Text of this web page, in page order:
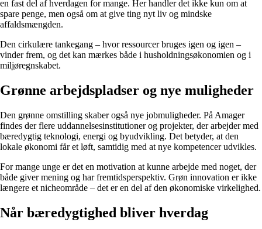
en fast del af hverdagen for mange. Her handler det ikke kun om at
spare penge, men også om at give ting nyt liv og mindske
affaldsmængden.
Den cirkulære tankegang – hvor ressourcer bruges igen og igen –
vinder frem, og det kan mærkes både i husholdningsøkonomien og i
miljøregnskabet.
Grønne arbejdspladser og nye muligheder
Den grønne omstilling skaber også nye jobmuligheder. På Amager
findes der flere uddannelsesinstitutioner og projekter, der arbejder med
bæredygtig teknologi, energi og byudvikling. Det betyder, at den
lokale økonomi får et løft, samtidig med at nye kompetencer udvikles.
For mange unge er det en motivation at kunne arbejde med noget, der
både giver mening og har fremtidsperspektiv. Grøn innovation er ikke
længere et nicheområde – det er en del af den økonomiske virkelighed.
Når bæredygtighed bliver hverdag